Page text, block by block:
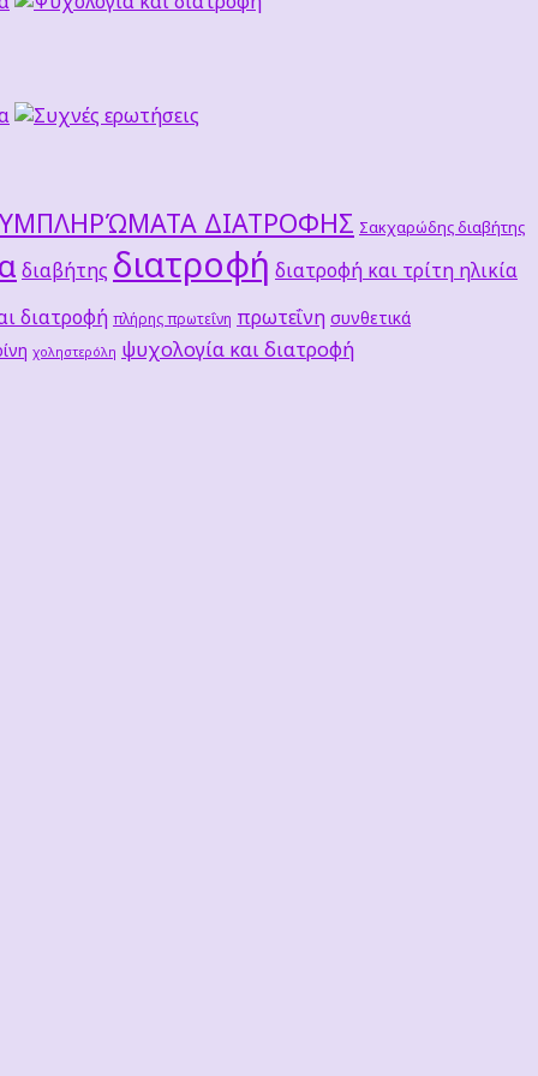
ΔΙΑΤΡΟΦΗΣ Σακχαρώδης διαβήτης
διαβήτης διατροφή διατροφή και τρίτη ηλικία
διατροφή πλήρης πρωτεΐνη πρωτεΐνη συνθετικά
χοληστερόλη ψυχολογία και διατροφή